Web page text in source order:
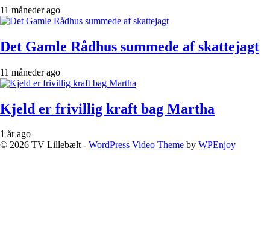
11 måneder ago
Det Gamle Rådhus summede af skattejagt
11 måneder ago
Kjeld er frivillig kraft bag Martha
1 år ago
© 2026 TV Lillebælt - WordPress Video Theme by WPEnjoy